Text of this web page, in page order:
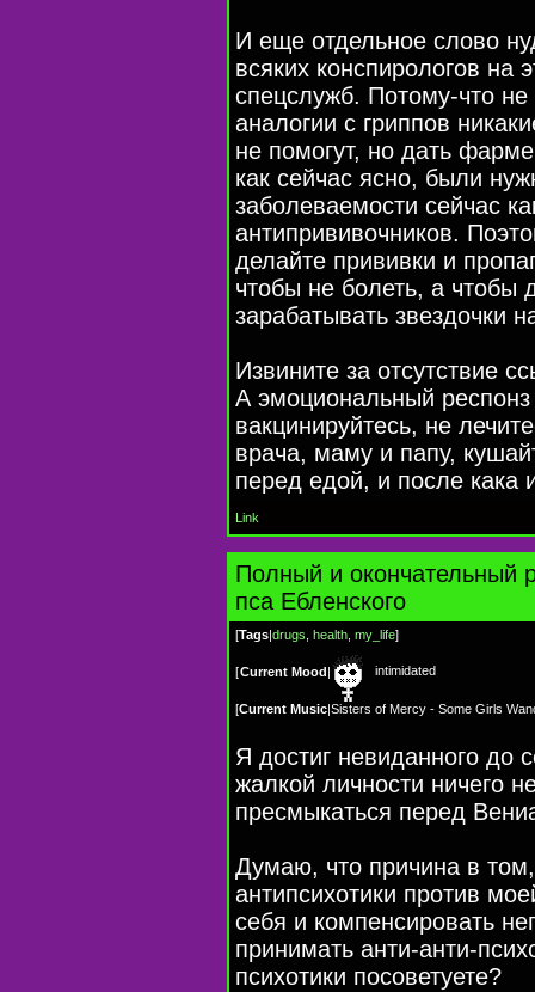
И еще отдельное слово
всяких конспирологов на
спецслужб. Потому-что
аналогии с гриппов
не помогут, но дать
как сейчас ясно, были
заболеваемости сейчас
антипрививочников.
делайте прививки и
чтобы не болеть, а
зарабатывать звездочки
Извините за отсутствие
А эмоциональный
вакцинируйтесь, не
врача, маму и папу,
перед едой, и после кака
Link
Полный и окончательный
пса Ебленского
[Tags drugs health my_life]
[Current Mood intimidated
[Current Music Sisters of Mercy - Some Girls
Я достиг невиданного до
жалкой личности ничего
пресмыкаться перед
Думаю, что причина в
антипсихотики против
себя и компенсировать
принимать анти-анти-
психотики посоветуете?